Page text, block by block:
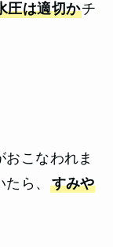
圧は適切かチ
おこなわれま
ら、 すみや